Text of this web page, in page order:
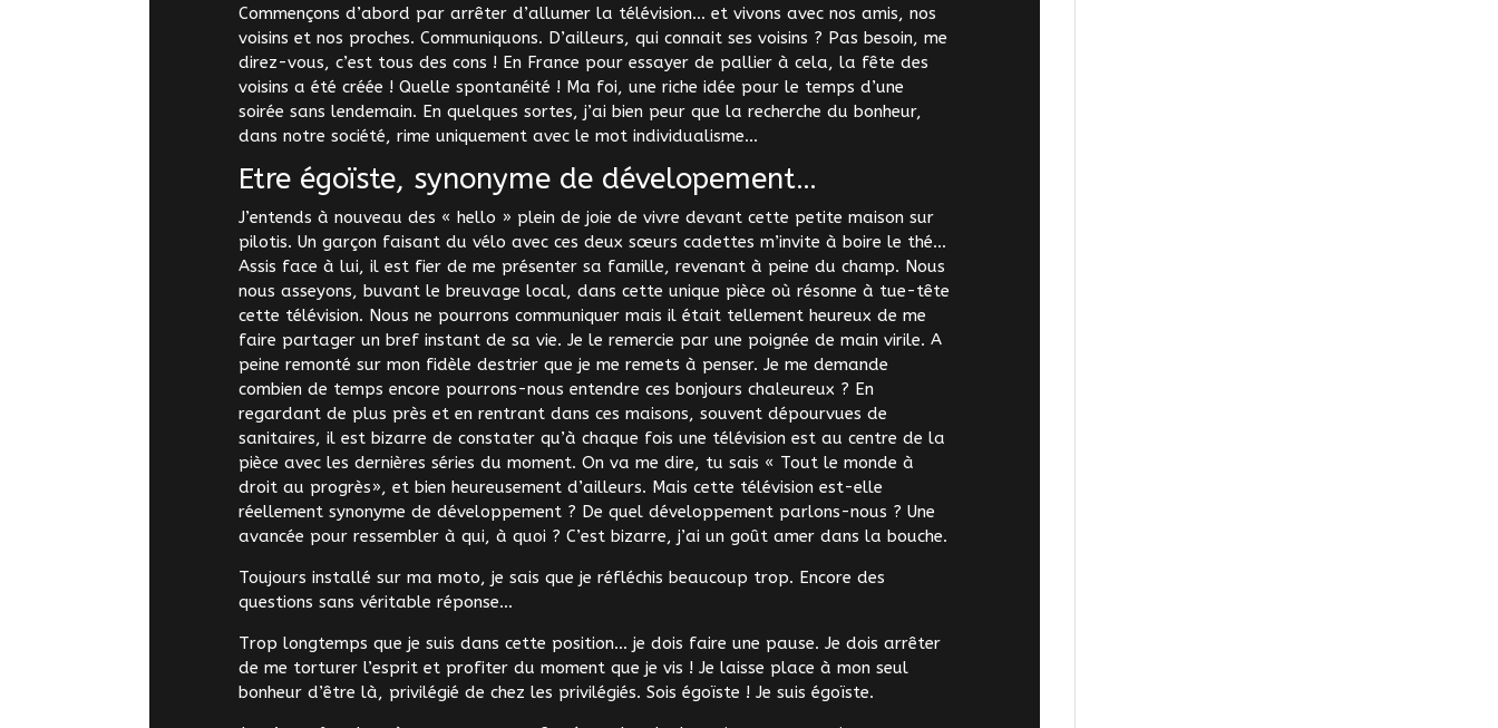
Commençons d’abord par arrêter d’allumer la télévision… et vivons avec nos amis, nos
voisins et nos proches. Communiquons. D’ailleurs, qui connait ses voisins ? Pas besoin, me
direz-vous, c’est tous des cons ! En France pour essayer de pallier à cela, la fête des
voisins a été créée ! Quelle spontanéité ! Ma foi, une riche idée pour le temps d’une
soirée sans lendemain. En quelques sortes, j’ai bien peur que la recherche du bonheur,
dans notre société, rime uniquement avec le mot individualisme…
Etre égoïste, synonyme de dévelopement…
J’entends à nouveau des « hello » plein de joie de vivre devant cette petite maison sur
pilotis. Un garçon faisant du vélo avec ces deux sœurs cadettes m’invite à boire le thé…
Assis face à lui, il est fier de me présenter sa famille, revenant à peine du champ. Nous
nous asseyons, buvant le breuvage local, dans cette unique pièce où résonne à tue-tête
cette télévision. Nous ne pourrons communiquer mais il était tellement heureux de me
faire partager un bref instant de sa vie. Je le remercie par une poignée de main virile. A
peine remonté sur mon fidèle destrier que je me remets à penser. Je me demande
combien de temps encore pourrons-nous entendre ces bonjours chaleureux ? En
regardant de plus près et en rentrant dans ces maisons, souvent dépourvues de
sanitaires, il est bizarre de constater qu’à chaque fois une télévision est au centre de la
pièce avec les dernières séries du moment. On va me dire, tu sais « Tout le monde à
droit au progrès», et bien heureusement d’ailleurs. Mais cette télévision est-elle
réellement synonyme de développement ? De quel développement parlons-nous ? Une
avancée pour ressembler à qui, à quoi ? C’est bizarre, j’ai un goût amer dans la bouche.
Toujours installé sur ma moto, je sais que je réfléchis beaucoup trop. Encore des
questions sans véritable réponse…
Trop longtemps que je suis dans cette position… je dois faire une pause. Je dois arrêter
de me torturer l’esprit et profiter du moment que je vis ! Je laisse place à mon seul
bonheur d’être là, privilégié de chez les privilégiés. Sois égoïste ! Je suis égoïste.